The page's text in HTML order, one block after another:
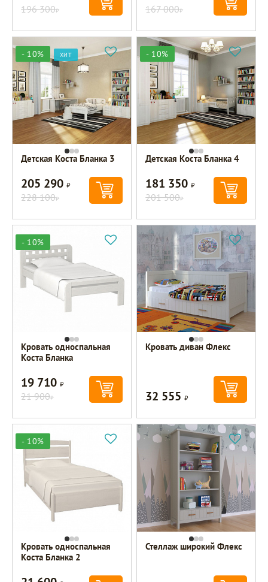
196 300Р 167 000Р
- 10% ХИТ
Детская Коста Бланка 3
205 290Р
228 100Р
- 10%
Детская Коста Бланка 4
181 350Р
201 500Р
- 10%
Кровать односпальная
Коста Бланка
19 710Р
21 900Р
Кровать диван Флекс
32 555Р
- 10%
Кровать односпальная
Коста Бланка 2
Стеллаж широкий Флекс